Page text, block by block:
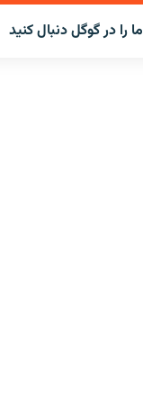
ما را در گوگل دنبال کنید